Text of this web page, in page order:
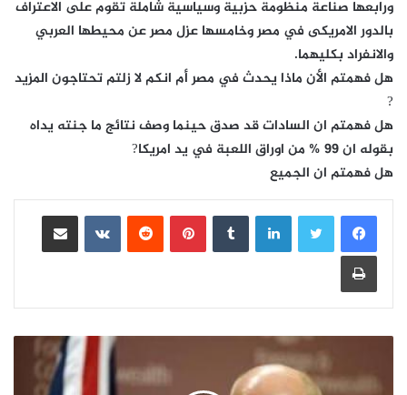
ورابعها صناعة منظومة حزبية وسياسية شاملة تقوم على الاعتراف
بالدور الامريكى في مصر وخامسها عزل مصر عن محيطها العربي
والانفراد بكليهما.
هل فهمتم الأن ماذا يحدث في مصر أم انكم لا زلتم تحتاجون المزيد
?
هل فهمتم ان السادات قد صدق حينما وصف نتائج ما جنته يداه
بقوله ان 99 % من اوراق اللعبة في يد امريكا?
هل فهمتم ان الجميع
لينكدإن بينتيريست
مشاركة عبر البريد
طباعة